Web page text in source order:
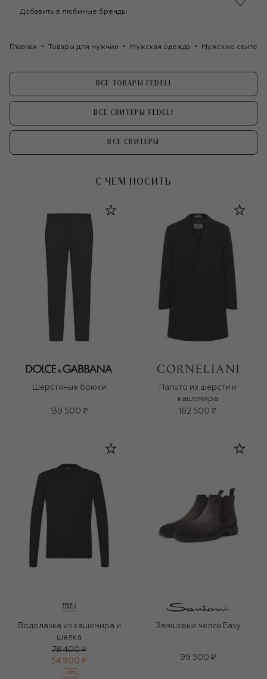
Добавить в любимые бренды
Главная Товары для мужчин Мужская одежда Мужские свитеры
ВСЕ ТОВАРЫ FEDELI
ВСЕ СВИТЕРЫ FEDELI
ВСЕ СВИТЕРЫ
С ЧЕМ НОСИТЬ
Шерстяные брюки
139 500 ₽
Пальто из шерсти и
кашемира
162 500 ₽
Водолазка из кашемира и
шелка
78 400 ₽
54 900 ₽
-30%
Замшевые челси Easy
99 500 ₽